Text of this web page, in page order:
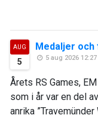
AUG
5
Medaljer och
5 aug 2026 12:27
Årets RS Games,
som i år var en del av
anrika